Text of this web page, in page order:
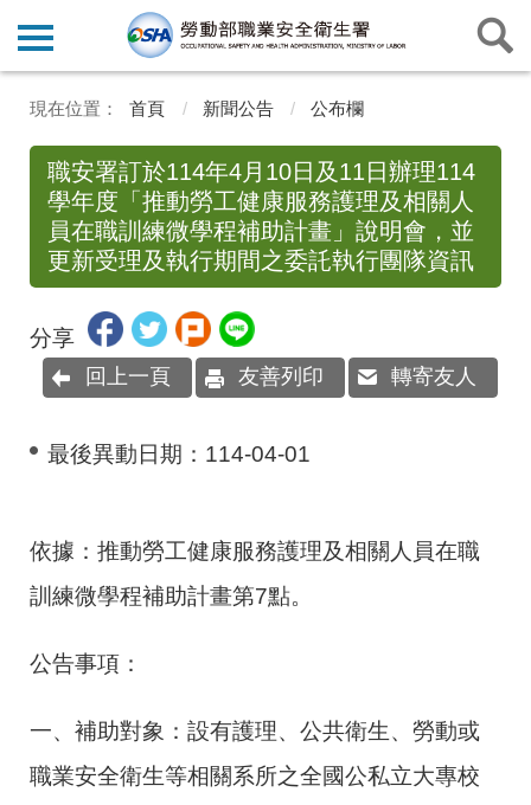
首頁 新聞公告 公布欄
職安署訂於114年4月10日及11日辦理114
學年度「推動勞工健康服務護理及相關人
員在職訓練微學程補助計畫」說明會，並
更新受理及執行期間之委託執行團隊資訊
分享
回上一頁 友善列印 轉寄友人
最後異動日期： 114-04-01
依據：推動勞工健康服務護理及相關人員在職
訓練微學程補助計畫第7點。
公告事項：
一、補助對象：設有護理、公共衛生、勞動或
職業安全衛生等相關系所之全國公私立大專校